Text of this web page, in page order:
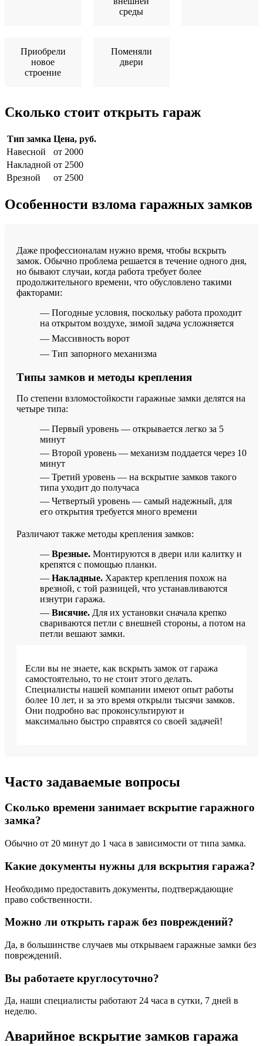
среды
Приобрели
новое
строение
Поменяли
двери
Сколько стоит открыть гараж
Тип замка Цена, руб.
Навесной
от 2000
Накладной от 2500
Врезной
от 2500
Особенности взлома гаражных замков
Даже профессионалам нужно время, чтобы вскрыть
замок. Обычно проблема решается в течение одного дня,
но бывают случаи, когда работа требует более
продолжительного времени, что обусловлено такими
факторами:
— Погодные условия, поскольку работа проходит
на открытом воздухе, зимой задача усложняется
— Массивность ворот
— Тип запорного механизма
Типы замков и методы крепления
По степени взломостойкости гаражные замки делятся на
четыре типа:
— Первый уровень — открывается легко за 5
минут
— Второй уровень — механизм поддается через 10
минут
— Третий уровень — на вскрытие замков такого
типа уходит до получаса
— Четвертый уровень — самый надежный, для
его открытия требуется много времени
Различают также методы крепления замков:
— Врезные. Монтируются в двери или калитку и
крепятся с помощью планки.
— Накладные. Характер крепления похож на
врезной, с той разницей, что устанавливаются
изнутри гаража.
— Висячие. Для их установки сначала крепко
свариваются петли с внешней стороны, а потом на
петли вешают замки.
Если вы не знаете, как вскрыть замок от гаража
самостоятельно, то не стоит этого делать.
Специалисты нашей компании имеют опыт работы
более 10 лет, и за это время открыли тысячи замков.
Они подробно вас проконсультируют и
максимально быстро справятся со своей задачей!
Часто задаваемые вопросы
Сколько времени занимает вскрытие гаражного
замка?
Обычно от 20 минут до 1 часа в зависимости от типа замка.
Какие документы нужны для вскрытия гаража?
Необходимо предоставить документы, подтверждающие
право собственности.
Можно ли открыть гараж без повреждений?
Да, в большинстве случаев мы открываем гаражные замки без
повреждений.
Вы работаете круглосуточно?
Да, наши специалисты работают 24 часа в сутки, 7 дней в
неделю.
Аварийное вскрытие замков гаража